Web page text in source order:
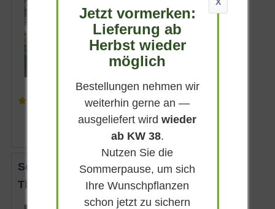
Halbschattig-
schattig
April - Mai
bis zu 30 cm
Lieferbar
)
Schaumblüte 'Moorgrün'
Tiarella cordifolia 'Moorgrün'
Jetzt vormerken:
Lieferung ab
Herbst wieder
möglich
Bestellungen nehmen wir
weiterhin gerne an —
ausgeliefert wirdwieder
ab KW 38.
Nutzen Sie die
Sommerpause, um sich
Ihre Wunschpflanzen
schon jetzt zu sichern